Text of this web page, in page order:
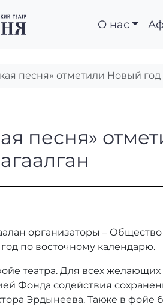
О нас
песня» отметили Новый
песня»
организаторы –
по восточному календарю.
театра. Для всех
Фонда содействия
Эрдынеева. Также в